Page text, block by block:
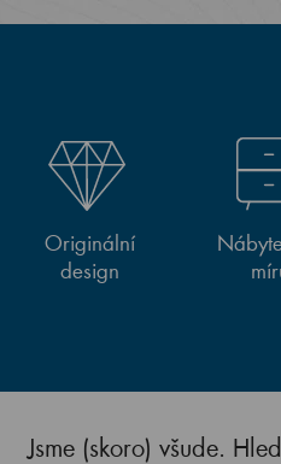
Originální
design
Jsme (skoro) všude.